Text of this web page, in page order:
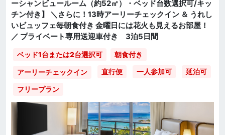
ーシャンビュールーム（約52㎡）・ベッド台数選択可/キッ
チン付き】 ＼さらに！13時アーリーチェックイン ＆ うれし
いビュッフェ毎朝食付き 金曜日には花火も見えるお部屋！
／ プライベート専用送迎車付き 3泊5日間
ベッド1台または2台選択可 朝食付き
アーリーチェックイン 直行便 一人参加可 延泊可
フリープラン